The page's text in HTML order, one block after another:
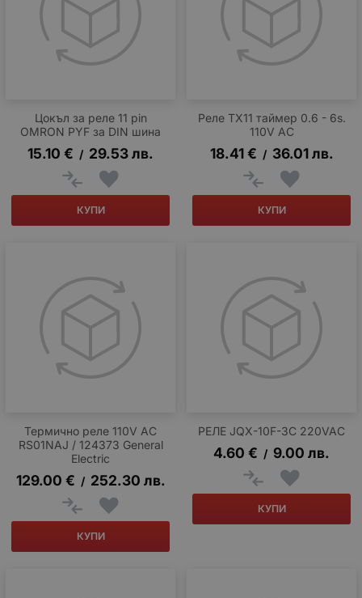
Цокъл за реле 11 pin
OMRON PYF за DIN шина
15.10 € / 29.53лв.
КУПИ
Реле TX11 таймер 0.6 - 6s.
110V AC
18.41 € / 36.01 лв.
КУПИ
Термично реле 110V AC
RS01NAJ / 124373 General
Electric
129.00 € / 252.30 лв.
КУПИ
РЕЛЕ JQX-10F-3C 220VAC
4.60 € / 9.00 лв.
КУПИ